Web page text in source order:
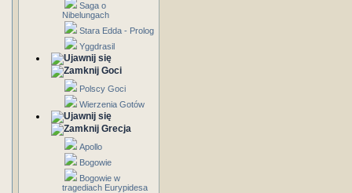
Saga o
Nibelungach
Stara Edda - Prolog
Yggdrasil
Goci
Polscy Goci
Wierzenia Gotów
Grecja
Apollo
Bogowie
Bogowie w
tragediach Eurypidesa